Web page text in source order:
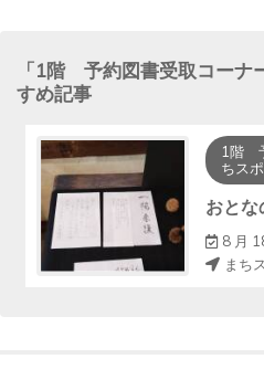
「1階 予約図書受取コーナ
すめ記事
1階
ちス
8 月
まち